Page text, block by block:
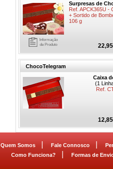
Informação
de Produto
Surpresas de
Ref. APCK365U -
+ Sortido de
106 g
ChocoTelegram
Caixa
(1
Ref.
Quem Somos Fale Connosco
Como Funciona?
Formas de